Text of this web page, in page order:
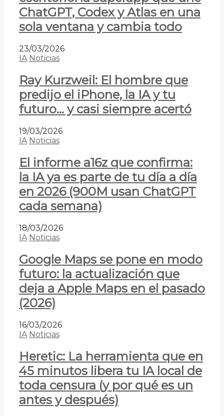
ChatGPT, Codex y Atlas en una
sola ventana y cambia todo
23/03/2026
IA Noticias
Ray Kurzweil: El hombre que
predijo el iPhone, la IA y tu
futuro… y casi siempre acertó
19/03/2026
IA Noticias
El informe a16z que confirma:
la IA ya es parte de tu día a día
en 2026 (900M usan ChatGPT
cada semana)
18/03/2026
IA Noticias
Google Maps se pone en modo
futuro: la actualización que
deja a Apple Maps en el pasado
(2026)
16/03/2026
IA Noticias
Heretic: La herramienta que en
45 minutos libera tu IA local de
toda censura (y por qué es un
antes y después)